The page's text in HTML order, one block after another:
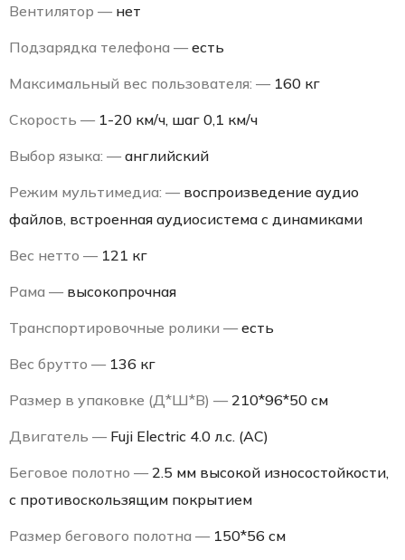
Вентилятор — нет
Подзарядка телефона — есть
Максимальный вес пользователя: — 160 кг
Скорость — 1-20 км/ч, шаг 0,1 км/ч
Выбор языка: — английский
Режим мультимедиа: — воспроизведение аудио
файлов, встроенная аудиосистема с динамиками
Вес нетто — 121 кг
Рама — высокопрочная
Транспортировочные ролики — есть
Вес брутто — 136 кг
Размер в упаковке (Д*Ш*В) — 210*96*50 см
Двигатель — Fuji Electric 4.0 л.с. (AC)
Беговое полотно — 2.5 мм высокой износостойкости,
с противоскользящим покрытием
Размер бегового полотна — 150*56 см